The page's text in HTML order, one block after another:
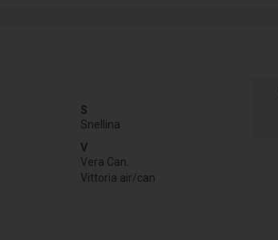
S
Snellina
V
Vera Can.
Vittoria air/can